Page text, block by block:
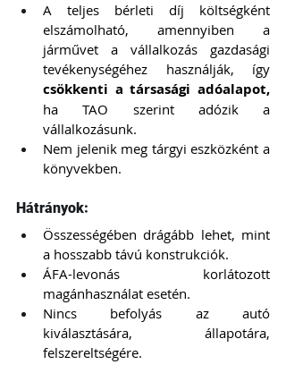
A teljes bérleti díj költségként
elszámolható, amennyiben a
járművet a vállalkozás gazdasági
ha TAO szerint adózik a
vállalkozásunk.
Nem jelenik meg tárgyi eszközként a
könyvekben.
Hátrányok:
Összességében drágább lehet, mint
a hosszabb távú konstrukciók.
ÁFA-levonás korlátozott
magánhasználat esetén.
Nincs befolyás az autó
kiválasztására, állapotára,
felszereltségére.